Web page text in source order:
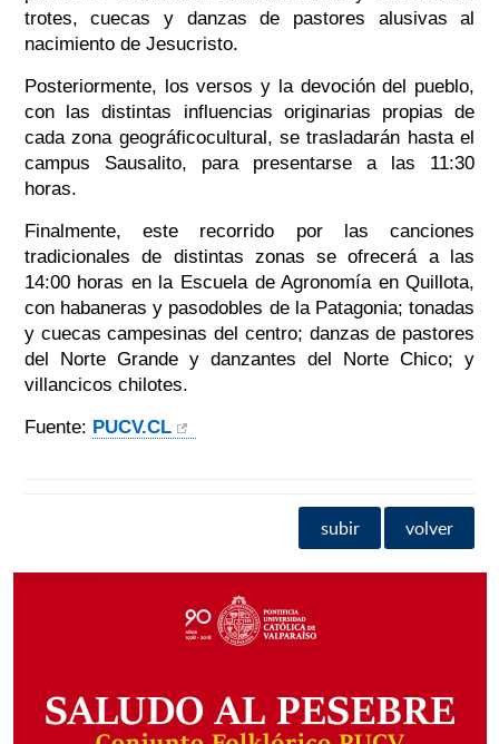
trotes, cuecas y danzas de pastores alusivas al
nacimiento de Jesucristo.
Posteriormente, los versos y la devoción del pueblo,
con las distintas influencias originarias propias de
cada zona geográficocultural, se trasladarán hasta el
campus Sausalito, para presentarse a las 11:30
horas.
Finalmente, este recorrido por las canciones
tradicionales de distintas zonas se ofrecerá a las
14:00 horas en la Escuela de Agronomía en Quillota,
con habaneras y pasodobles de la Patagonia; tonadas
y cuecas campesinas del centro; danzas de pastores
del Norte Grande y danzantes del Norte Chico; y
villancicos chilotes.
Fuente: PUCV.CL
subir volver